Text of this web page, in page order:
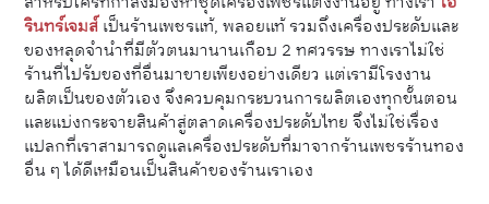
รินทร์เจมส์เป็นร้านเพชรแท้, พลอยแท้ รวมถึงเครื่องประดับและ
ของหลุดจำนำที่มีตัวตนมานานเกือบ 2 ทศวรรษ ทางเราไม่ใช่
ร้านที่ไปรับของที่อื่นมาขายเพียงอย่างเดียว แต่เรามีโรงงาน
ผลิตเป็นของตัวเอง จึงควบคุมกระบวนการผลิตเองทุกขั้นตอน
และแบ่งกระจายสินค้าสู่ตลาดเครื่องประดับไทย จึงไม่ใช่เรื่อง
แปลกที่เราสามารถดูแลเครื่องประดับที่มาจากร้านเพชรร้านทอง
อื่น ๆ ได้ดีเหมือนเป็นสินค้าของร้านเราเอง